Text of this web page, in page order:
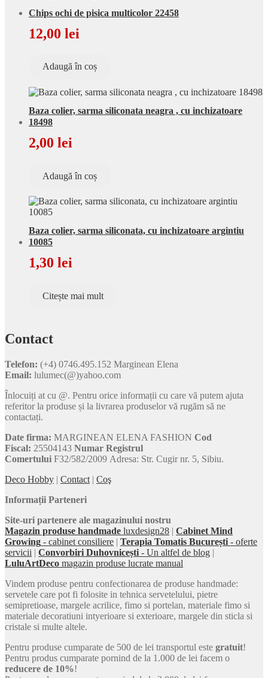
Chips ochi de pisica multicolor 22458
12,00 lei
Adaugă în coș
Baza colier, sarma siliconata neagra , cu inchizatoare
18498
2,00 lei
Adaugă în coș
Baza colier, sarma siliconata, cu inchizatoare argintiu
10085
1,30 lei
Citește mai mult
Contact
Telefon: (+4) 0746.495.152 Marginean Elena
Email: lulumec(@)yahoo.com
Înlocuiți at cu @. Pentru orice informații cu care vă putem ajuta
referitor la produse și la livrarea produselor vă rugăm să ne
contactați.
Date firma: MARGINEAN ELENA FASHION Cod
Fiscal: 25504143 Numar Registrul
Comertului F32/582/2009 Adresa: Str. Cugir nr. 5, Sibiu.
Deco Hobby | Contact | Coş
Informații Parteneri
Site-uri partenere ale magazinului nostru
Magazin produse handmade luxdesign28 | Cabinet Mind
Growing - cabinet consiliere | Terapia Tomatis București - oferte
servicii | Convorbiri Duhovnicești - Un altfel de blog |
LuluArtDeco magazin produse lucrate manual
Vindem produse pentru confectionarea de produse handmade:
servetele care pot fi folosite in tehnica servetelului, pietre
semipretioase, margele acrilice, fimo si portelan, materiale fimo si
materiale decoratiuni intyerioare si exterioare, margele din sticla si
cristale si multe altele.
Pentru produse cumparate de 500 de lei transportul este gratuit!
Pentru produs cumparate pornind de la 1.000 de lei facem o
reducere de 10%!